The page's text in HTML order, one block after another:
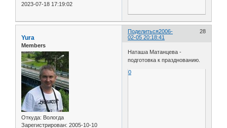
2023-07-18 17:19:02
Поделиться 28
2006-
02-05 20:18:41
Yura
Members
Откуда: Вологда
Зарегистрирован: 2005-10-10
Наташа Матанцева -
подготовка к празднованию.
0